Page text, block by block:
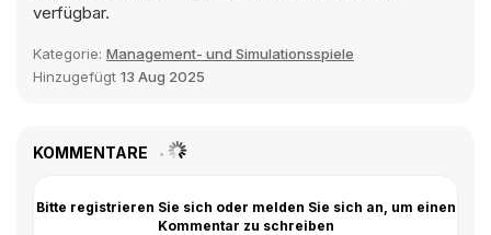
verfügbar.
Kategorie: Management- und Simulationsspiele
Hinzugefügt 13 Aug 2025
KOMMENTARE
Bitte registrieren Sie sich oder melden Sie sich an, um einen
Kommentar zu schreiben